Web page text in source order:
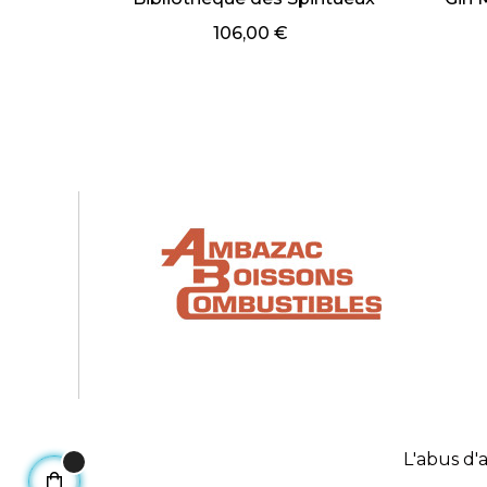
106,00 €
L'abus